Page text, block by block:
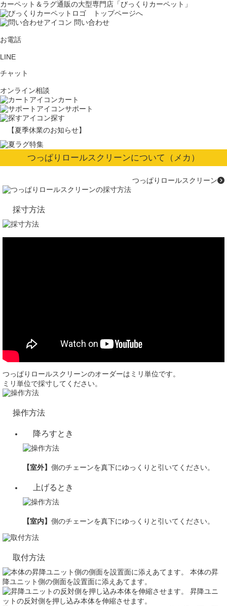
カーペット＆ラグ通販の大型専門店「びっくりカーペット」
問い合わせ
お電話
LINE
チャット
オンライン相談
カート
サポート
探す
【夏季休業のお知らせ】
つっぱりロールスクリーンについて（メカ）
つっぱりロールスクリーン
採寸方法
つっぱりロールスクリーンのオーダーはミリ単位です。
ミリ単位で採寸してください。
操作方法
降ろすとき
【室外】 側のチェーンを真下にゆっくりと引いてください。
上げるとき
【室内】 側のチェーンを真下にゆっくりと引いてください。
取付方法
本体の昇
降ユニット側の側面を設置面に添えあてます。
昇降ユニ
ットの反対側を押し込み本体を伸縮させます。